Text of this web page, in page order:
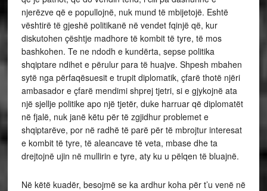
njerëzve që e popullojnë, nuk mund të mbijetojë. Eshtë
vështirë të gjeshë politikanë në vendet fqinjë që, kur
diskutohen çështje madhore të kombit të tyre, të mos
bashkohen. Te ne ndodh e kundërta, sepse politika
shqiptare ndihet e përulur para të huajve. Shpesh mbahen
sytë nga përfaqësuesit e trupit diplomatik, çfarë thotë njëri
ambasador e çfarë mendimi shprej tjetri, si e gjykojnë ata
një sjellje politike apo një tjetër, duke harruar që diplomatët
në fjalë, nuk janë këtu për të zgjidhur problemet e
shqiptarëve, por në radhë të parë për të mbrojtur interesat
e kombit të tyre, të aleancave të veta, mbase dhe ta
drejtojnë ujin në mullirin e tyre, aty ku u pëlqen të bluajnë.
Në këtë kuadër, besojmë se ka ardhur koha për t’u venë në